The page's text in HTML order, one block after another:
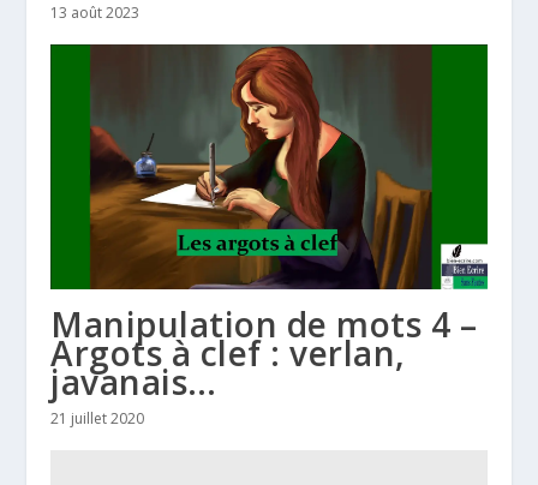
13 août 2023
Manipulation de mots 4 –
Argots à clef : verlan,
javanais…
21 juillet 2020